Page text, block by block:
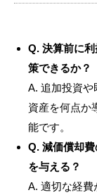
Q. 決算前に
策できるか？
A. 追加投資や
資産を何点か
能です。
Q. 減価償却
を与える？
A. 適切な経費